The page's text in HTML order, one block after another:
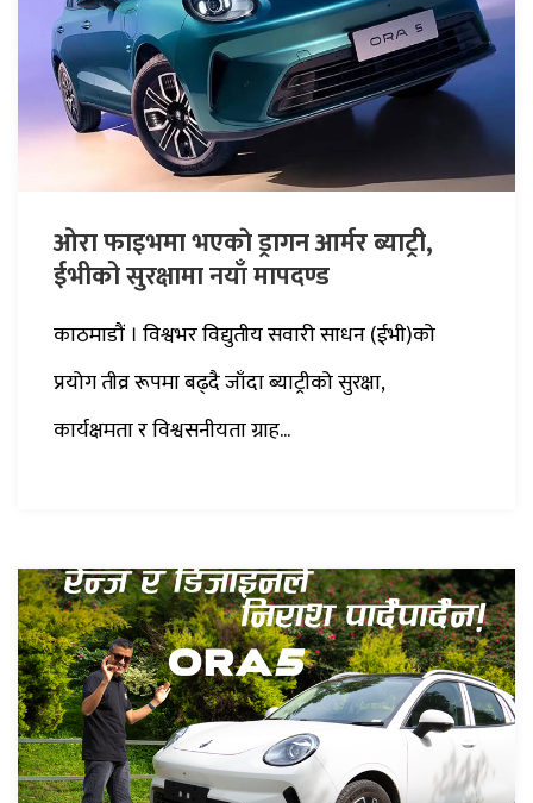
ओरा फाइभमा भएकाे ड्रागन आर्मर ब्याट्री,
ईभीको सुरक्षामा नयाँ मापदण्ड
काठमाडौं । विश्वभर विद्युतीय सवारी साधन (ईभी)को
प्रयोग तीव्र रूपमा बढ्दै जाँदा ब्याट्रीको सुरक्षा,
कार्यक्षमता र विश्वसनीयता ग्राह...